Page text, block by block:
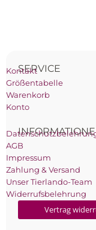
SERVICE
Kontakt
Größentabelle
Warenkorb
Konto
AGB
Impressum
Zahlung & Versand
Unser Tierlando-Team
Widerrufsbelehrung
Vertrag